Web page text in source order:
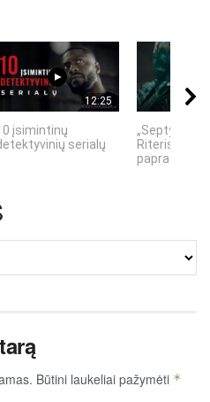
12:25
įsimintinų
serialų
„Septynių
Riteris" – kai
Būtini laukeliai pažymėti *